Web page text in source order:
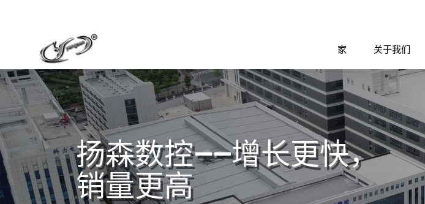
家 关于我们
扬森数控——增长更快，
销量更高